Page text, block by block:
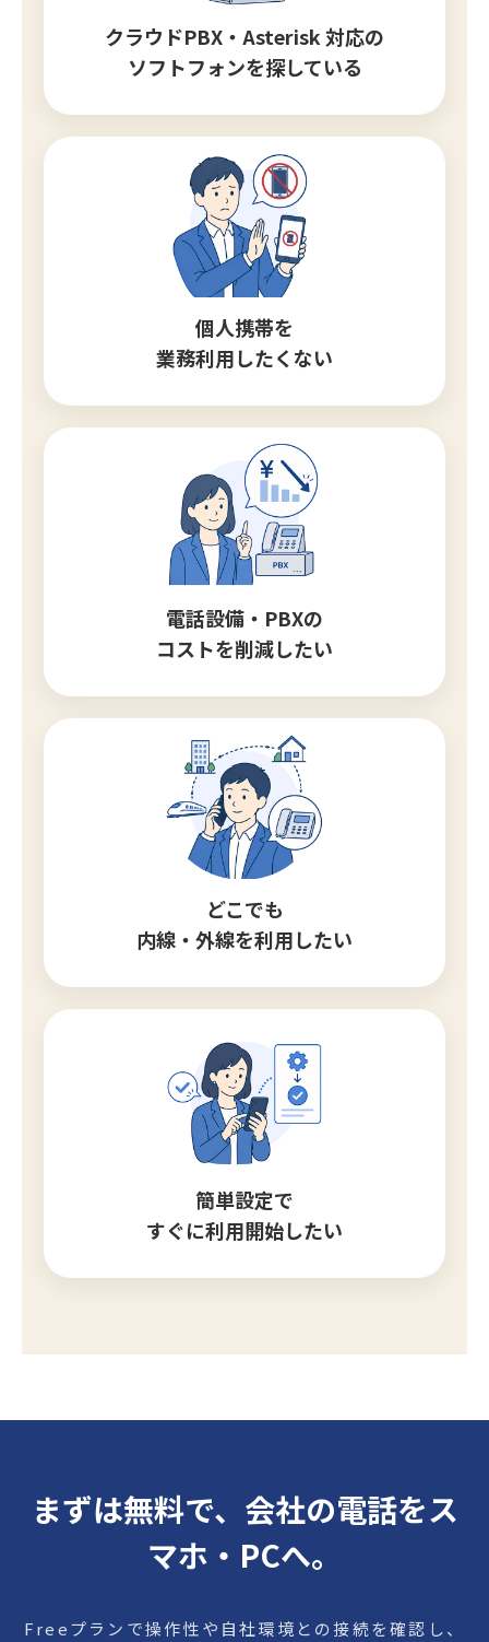
クラウドPBX・Asterisk 対応の
ソフトフォンを探している
個人携帯を
業務利用したくない
電話設備・PBXの
コストを削減したい
どこでも
内線・外線を利用したい
簡単設定で
すぐに利用開始したい
まずは無料で、会社の電話をス
マホ・PCへ。
Freeプランで操作性や自社環境との接続を確認し、